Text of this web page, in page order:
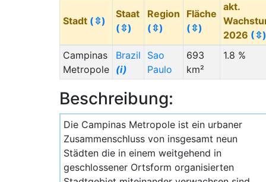
Stadt (⇳)
Staat
(⇳)
Region
(⇳)
Fläche
(⇳)
akt.
2026 (⇳)
Campinas
Metropole
Brazil
(i)
Sao
Paulo
693
km²
1.8 %
Beschreibung:
Die Campinas Metropole ist ein urbaner
Zusammenschluss von insgesamt neun
Städten die in einem weitgehend in
geschlossener Ortsform organisierten